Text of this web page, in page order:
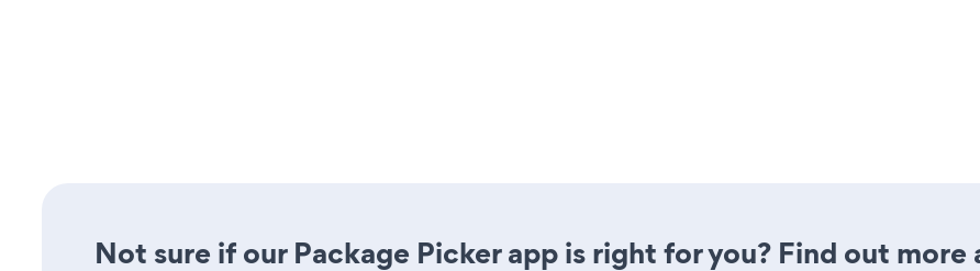
Not sure if our Package Picker app is right for you? Find out